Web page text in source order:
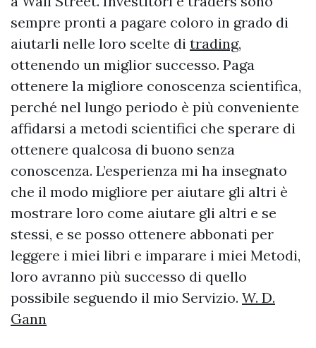
sempre pronti a pagare coloro in grado di
aiutarli nelle loro scelte di trading,
ottenendo un miglior successo. Paga
ottenere la migliore conoscenza scientifica,
perché nel lungo periodo è più conveniente
affidarsi a metodi scientifici che sperare di
ottenere qualcosa di buono senza
conoscenza. L’esperienza mi ha insegnato
che il modo migliore per aiutare gli altri è
mostrare loro come aiutare gli altri e se
stessi, e se posso ottenere abbonati per
leggere i miei libri e imparare i miei Metodi,
loro avranno più successo di quello
possibile seguendo il mio Servizio. W. D.
Gann